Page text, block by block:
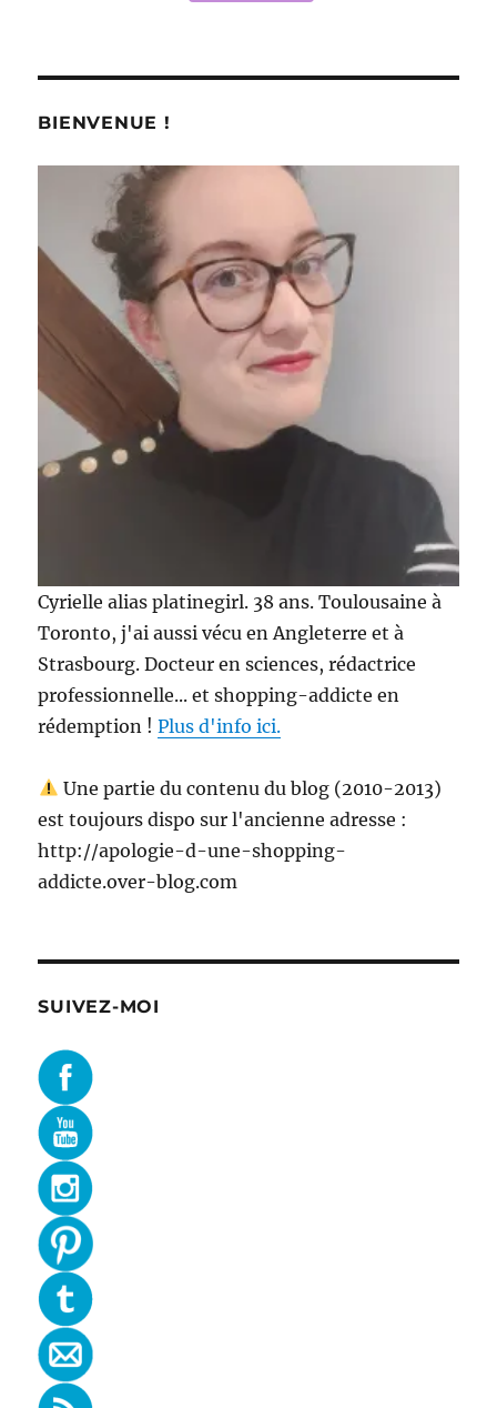
BIENVENUE !
Cyrielle alias platinegirl. 38 ans. Toulousaine à
Toronto, j'ai aussi vécu en Angleterre et à
Strasbourg. Docteur en sciences, rédactrice
professionnelle... et shopping-addicte en
rédemption !Plus d'info ici.
Une partie du contenu du blog (2010-2013)
est toujours dispo sur l'ancienne adresse :
http://apologie-d-une-shopping-
addicte.over-blog.com
SUIVEZ-MOI